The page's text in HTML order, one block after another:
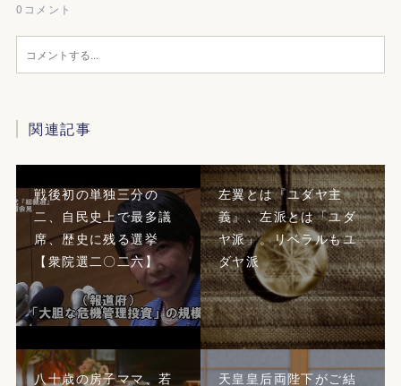
0 コメント
関連記事
戦後初の単独三分の
二、自民史上で最多議
席、歴史に残る選挙
【衆院選二〇二六】
左翼とは『ユダヤ主
義』、左派とは「ユダ
ヤ派」。リベラルもユ
ダヤ派
八十歳の房子ママ、若 天皇皇后両陛下がご結